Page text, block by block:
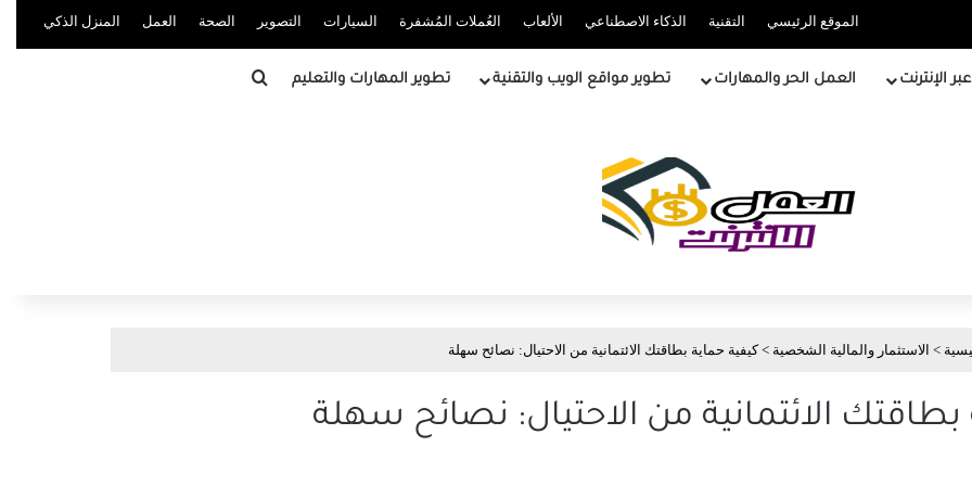
الموقع الرئيسي التقنية الذكاء الاصطناعي الألعاب العُملات المُشفرة السيارات التصوير الصحة العمل المنزل الذكي
الإنترنت العمل الحر والمهارات تطوير مواقع الويب والتقنية تطوير المهارات والتعليم بحث عن
> الاستثمار والمالية الشخصية > كيفية حماية بطاقتك الائتمانية من الاحتيال: نصائح سهلة
بطاقتك الائتمانية من الاحتيال: نصائح سهلة